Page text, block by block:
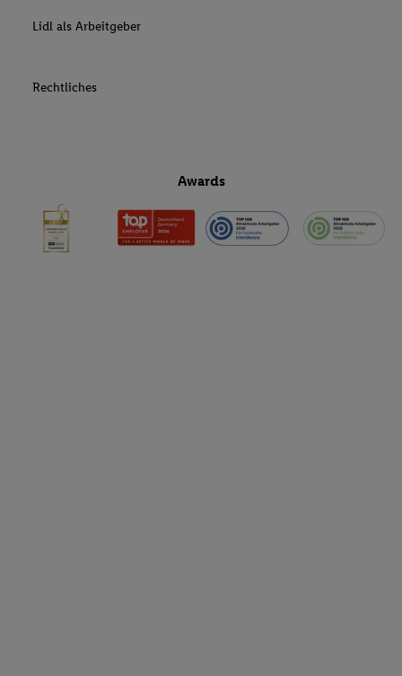
Lidl als Arbeitgeber
Rechtliches
Awards